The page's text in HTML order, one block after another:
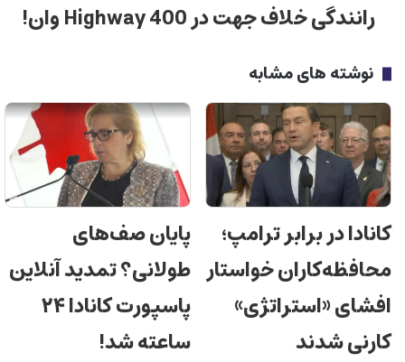
رانندگی خلاف جهت در Highway 400 وان!
نوشته های مشابه
کانادا در برابر ترامپ؛
محافظه‌کاران خواستار
افشای «استراتژی»
کارنی شدند
پایان صف‌های
طولانی؟ تمدید آنلاین
پاسپورت کانادا ۲۴
ساعته شد!